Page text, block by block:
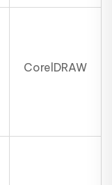
CorelDRAW